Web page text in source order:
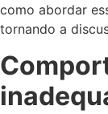
como abordar
tornando a